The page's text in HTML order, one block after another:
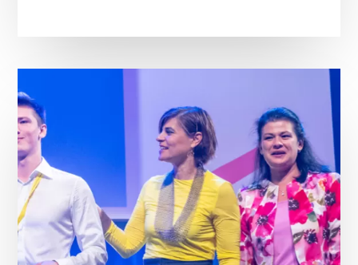
wśród
laureatów
EUCYS
2022
w
Lejdzie!